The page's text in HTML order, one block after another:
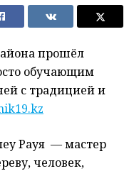
прошёл
обучающим
с традицией и
Рауя — мастер
человек,